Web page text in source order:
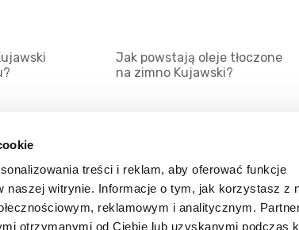
treści i reklam, aby oferować funkcje
naszej witrynie. Informacje o tym, jak korzystasz z
reklamowym i analitycznym.
otrzymanymi od Ciebie lub uzyskanymi podczas
Jak powstają oleje tłoczone
na zimno Kujawski?
RSS